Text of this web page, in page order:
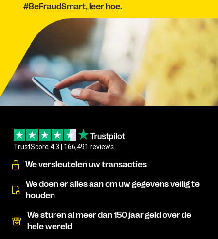
#BeFraudSmart, leer hoe.
TrustScore 4.3 | 166,491 reviews
We versleutelen uw transacties
We doen er alles aan om uw gegevens veilig te
houden
We sturen al meer dan 150 jaar geld over de
hele wereld